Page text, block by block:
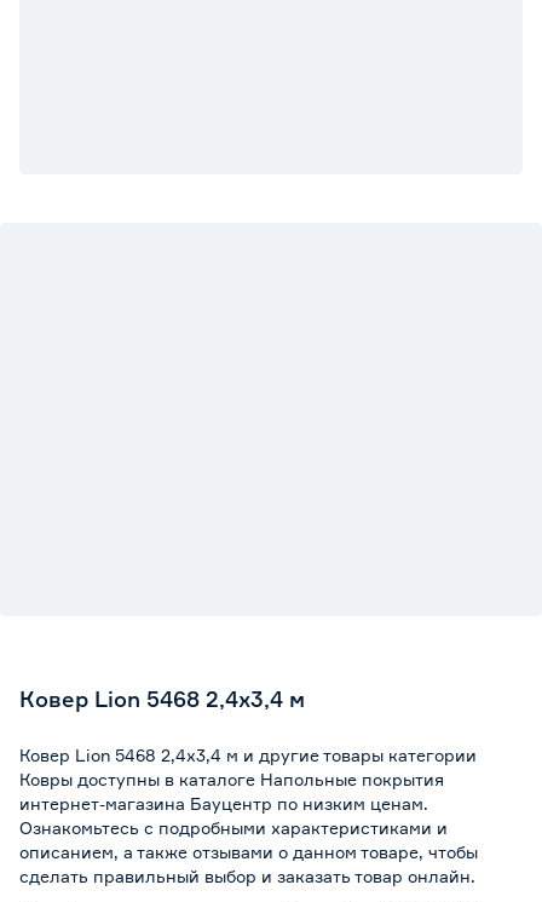
Ковер Lion 5468 2,4х3,4 м
Ковер Lion 5468 2,4х3,4 м и другие товары категории
Ковры доступны в каталоге Напольные покрытия
интернет-магазина Бауцентр по низким ценам.
Ознакомьтесь с подробными характеристиками и
описанием, а также отзывами о данном товаре, чтобы
сделать правильный выбор и заказать товар онлайн.